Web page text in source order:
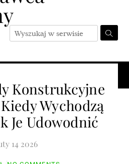
Konstrukcyjne
Wychodzą
Je Udowodnić
14 2026